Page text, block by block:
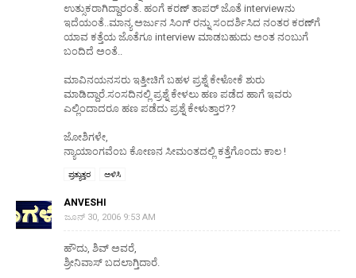
ಉತ್ಸುಕರಾಗಿದ್ದಾರಂತೆ. ಹಂಗೆ ಕರಣ್ ತಾಪರ್ ಜೊತೆ interviewನು
ಇದೆಯಂತೆ..ಮಾನ್ಯ ಅರ್ಜುನ ಸಿಂಗ್ ‍ರನ್ನು ಸಂದರ್ಶಿಸಿದ ನಂತರ ಕರಣ್‍ಗೆ
ಯಾವ ಕತ್ತೆಯ ಜೊತೆಗೂ interview ಮಾಡಬಹುದು ಅಂತ ನಂಬುಗೆ
ಬಂದಿದೆ ಅಂತೆ..
ಮಾವಿನಯನಸರು ಇತ್ತೀಚಿಗೆ ಬಹಳ ಪ್ರಶ್ನೆ ಕೇಳೋಕೆ ಶುರು
ಮಾಡಿದ್ದಾರೆ.ಸಂಸದಿನಲ್ಲಿ ಪ್ರಶ್ನೆ ಕೇಳಲು ಹಣ ಪಡೆದ ಹಾಗೆ ಇವರು
ಎಲ್ಲಿಂದಾದರೂ ಹಣ ಪಡೆದು ಪ್ರಶ್ನೆ ಕೇಳುತ್ತಾರ??
ಜೋಶಿಗಳೇ,
ನ್ಯಾಯಾಂಗವೆಂಬ ಕೋಣನ ಸೀಮಂತದಲ್ಲಿ ಕತ್ತೆಗೊಂದು ಕಾಲ !
ಪ್ರತ್ಯುತ್ತರ ಅಳಿಸಿ
ANVESHI
ಜೂನ್ 30, 2006 9:53 AM
ಹೌದು, ಶಿವ್ ಅವರೆ,
ಶ್ರೀನಿವಾಸ್ ಬದಲಾಗ್ತಿದಾರೆ.